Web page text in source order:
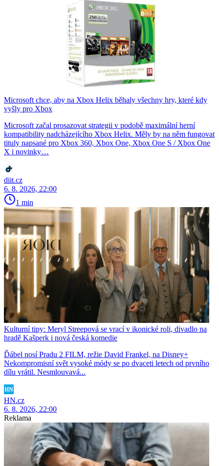
Microsoft chce, aby na Xbox Helix běhaly všechny hry, které kdy
vyšly pro Xbox
Microsoft začal prosazovat strategii v podobě maximální herní
kompatibility nadcházejícího Xbox Helix. Měly by na něm fungovat
tituly napsané pro Xbox 360, Xbox One, Xbox One S / Xbox One
X i novinky…
diit.cz
6. 8. 2026, 22:00
1 min
Kulturní tipy: Meryl Streepová se vrací v ikonické roli, divadlo na
hradě Kašperk i nová česká komedie
Ďábel nosí Pradu 2 FILM, režie David Frankel, na Disney+
Nekompromisní svět vysoké módy se po dvaceti letech od prvního
dílu vrátil. Nesmlouvavá...
HN.cz
6. 8. 2026, 22:00
Reklama